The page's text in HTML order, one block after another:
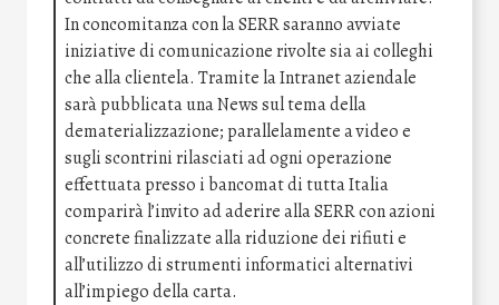
In concomitanza con la SERR saranno avviate
iniziative di comunicazione rivolte sia ai colleghi
che alla clientela. Tramite la Intranet aziendale
sarà pubblicata una News sul tema della
dematerializzazione; parallelamente a video e
sugli scontrini rilasciati ad ogni operazione
effettuata presso i bancomat di tutta Italia
comparirà l’invito ad aderire alla SERR con azioni
concrete finalizzate alla riduzione dei rifiuti e
all’utilizzo di strumenti informatici alternativi
all’impiego della carta.